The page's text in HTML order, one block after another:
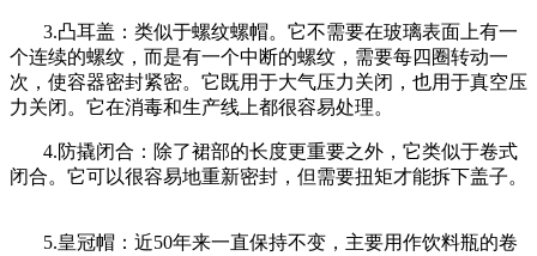
3.凸耳盖：类似于螺纹螺帽。它不需要在玻璃表面上有一
个连续的螺纹，而是有一个中断的螺纹，需要每四圈转动一
次，使容器密封紧密。它既用于大气压力关闭，也用于真空压
力关闭。它在消毒和生产线上都很容易处理。
4.防撬闭合：除了裙部的长度更重要之外，它类似于卷式
闭合。它可以很容易地重新密封，但需要扭矩才能拆下盖子。
5.皇冠帽：近50年来一直保持不变，主要用作饮料瓶的卷